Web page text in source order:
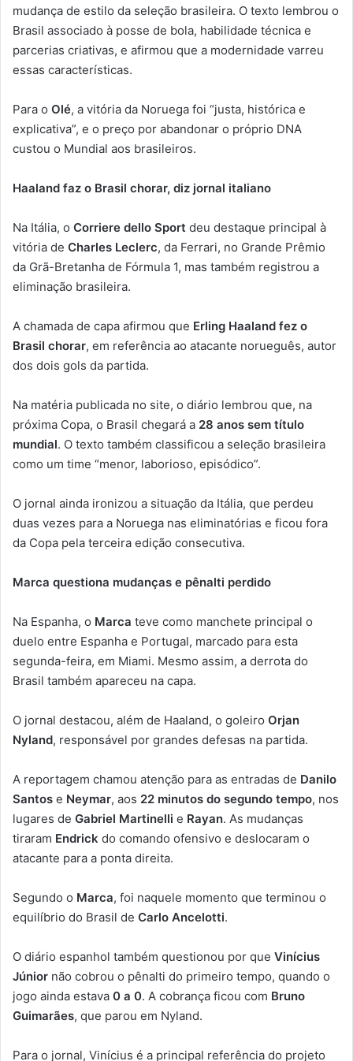
mudança de estilo da seleção brasileira. O texto lembrou o
Brasil associado à posse de bola, habilidade técnica e
parcerias criativas, e afirmou que a modernidade varreu
essas características.
Para o Olé, a vitória da Noruega foi “justa, histórica e
explicativa”, e o preço por abandonar o próprio DNA
custou o Mundial aos brasileiros.
Haaland faz o Brasil chorar, diz jornal italiano
Na Itália, o Corriere dello Sport deu destaque principal à
vitória de Charles Leclerc, da Ferrari, no Grande Prêmio
da Grã-Bretanha de Fórmula 1, mas também registrou a
eliminação brasileira.
A chamada de capa afirmou que Erling Haaland fez o
Brasil chorar, em referência ao atacante norueguês, autor
dos dois gols da partida.
Na matéria publicada no site, o diário lembrou que, na
próxima Copa, o Brasil chegará a 28 anos sem título
mundial. O texto também classificou a seleção brasileira
como um time “menor, laborioso, episódico”.
O jornal ainda ironizou a situação da Itália, que perdeu
duas vezes para a Noruega nas eliminatórias e ficou fora
da Copa pela terceira edição consecutiva.
Marca questiona mudanças e pênalti perdido
Na Espanha, o Marca teve como manchete principal o
duelo entre Espanha e Portugal, marcado para esta
segunda-feira, em Miami. Mesmo assim, a derrota do
Brasil também apareceu na capa.
O jornal destacou, além de Haaland, o goleiro Orjan
Nyland, responsável por grandes defesas na partida.
A reportagem chamou atenção para as entradas de Danilo
Santos e Neymar, aos 22 minutos do segundo tempo, nos
lugares de Gabriel Martinelli e Rayan. As mudanças
tiraram Endrick do comando ofensivo e deslocaram o
atacante para a ponta direita.
Segundo o Marca, foi naquele momento que terminou o
equilíbrio do Brasil de Carlo Ancelotti.
O diário espanhol também questionou por que Vinícius
Júnior não cobrou o pênalti do primeiro tempo, quando o
jogo ainda estava 0 a 0. A cobrança ficou com Bruno
Guimarães, que parou em Nyland.
Para o jornal, Vinícius é a principal referência do projeto